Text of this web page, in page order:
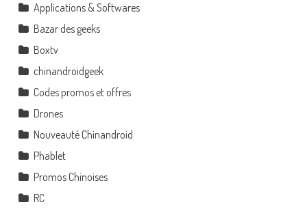
Applications & Softwares
Bazar des geeks
Boxtv
chinandroidgeek
Codes promos et offres
Drones
Nouveauté Chinandroid
Phablet
Promos Chinoises
RC